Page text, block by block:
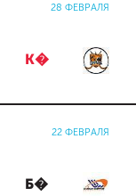
28 ФЕВРАЛЯ
К�
22 ФЕВРАЛЯ
Б�